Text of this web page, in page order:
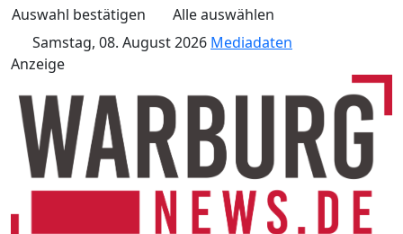
Auswahl bestätigen
Alle auswählen
Samstag, 08. August 2026 Mediadaten
Anzeige